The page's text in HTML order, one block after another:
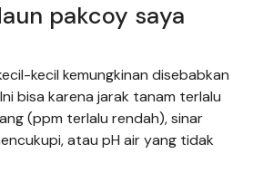
pakcoy saya
kecil kemungkinan disebabkan
bisa karena jarak tanam terlalu
(ppm terlalu rendah), sinar
atau pH air yang tidak